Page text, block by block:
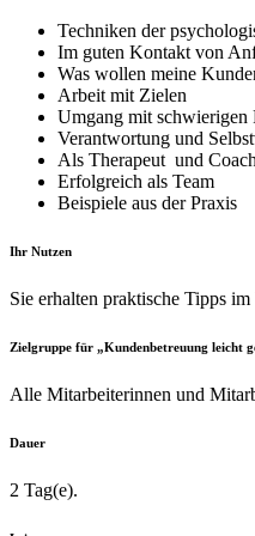
Techniken der
Im guten Kontakt von
Was wollen meine
Arbeit mit Zielen
Umgang mit schwierigen
Verantwortung und
Als Therapeut und
Erfolgreich als Team
Beispiele aus der Praxis
Ihr Nutzen
Sie erhalten praktische Tipps
Zielgruppe für „Kundenbetreuung leicht
Alle Mitarbeiterinnen und
Dauer
2 Tag(e).